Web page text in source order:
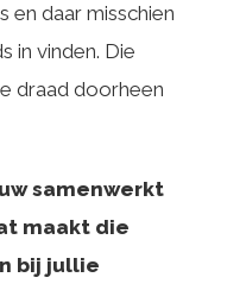
en daar misschien
in vinden. Die
draad doorheen
samenwerkt
maakt die
bij jullie